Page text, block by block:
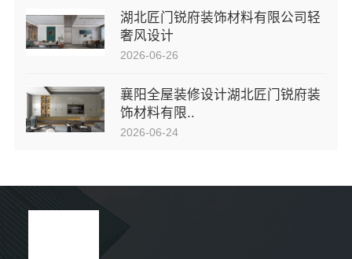
湖北匠门锐府装饰材料有限公司轻
奢风设计
2026-06-26
襄阳全屋装修设计湖北匠门锐府装
饰材料有限..
2026-06-24